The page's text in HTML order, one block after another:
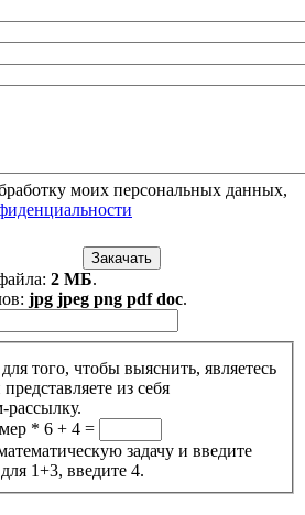
моих персональных данных,
2 МБ.
jpg jpeg png pdf doc.
того, чтобы выяснить, являетесь
из себя
рассылку.
* 6 + 4 =
задачу и введите
1+3, введите 4.